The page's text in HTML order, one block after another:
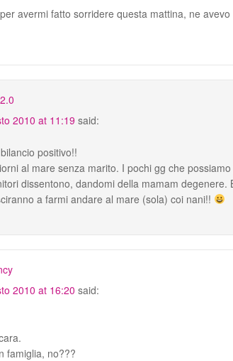
avermi fatto sorridere questa mattina, ne
2010 at 11:19 said:
positivo!!
al mare senza marito. I pochi gg che
dissentono, dandomi della mamam
a farmi andare al mare (sola) coi nani!!
2010 at 16:20 said:
famiglia, no???